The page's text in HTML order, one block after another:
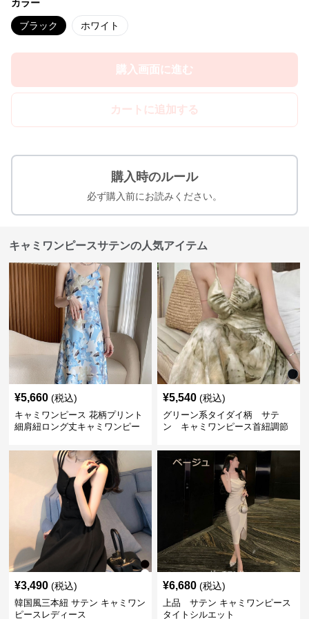
カラー
ブラック ホワイト
購入画面に進む
カートに追加する
購入時のルール
必ず購入前にお読みください。
キャミワンピースサテンの人気アイテム
¥5,660 (税込)
キャミワンピース 花柄プリント
細肩紐ロング丈キャミワンピー
¥5,540 (税込)
グリーン系タイダイ柄 サテ
ン キャミワンピース首紐調節
¥3,490 (税込)
韓国風三本紐 サテン キャミワン
ピースレディース
¥6,680 (税込)
上品 サテン キャミワンピース
タイトシルエット